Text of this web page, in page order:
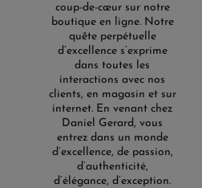
coup-de-cœur sur notre
boutique en ligne. Notre
quête perpétuelle
d’excellence s’exprime
dans toutes les
interactions avec nos
clients, en magasin et sur
internet. En venant chez
Daniel Gerard, vous
entrez dans un monde
d’excellence, de passion,
d’authenticité,
d’élégance, d’exception.